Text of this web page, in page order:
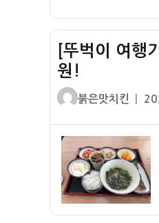
자
[뚜벅이 여행
원!
글
붉은맛치킨
작